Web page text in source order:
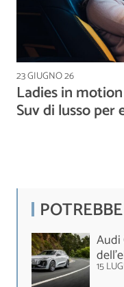
23 GIUGNO 26
Ladies in
Suv di lusso per
Audi
15